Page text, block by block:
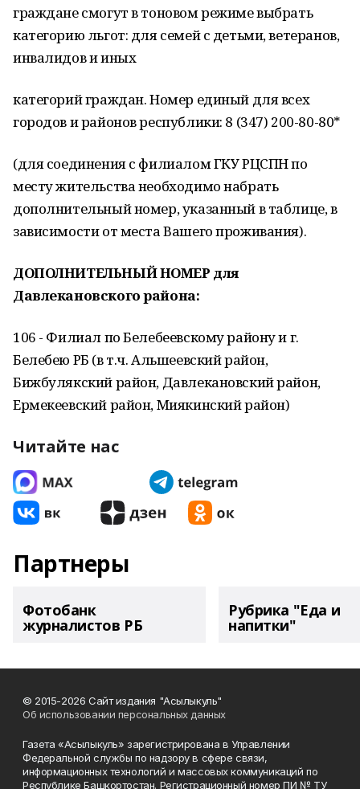
граждане смогут в тоновом режиме выбрать
категорию льгот: для семей с детьми, ветеранов,
инвалидов и иных
категорий граждан. Номер единый для всех
городов и районов республики: 8 (347) 200-80-80*
(для соединения с филиалом ГКУ РЦСПН по
месту жительства необходимо набрать
дополнительный номер, указанный в таблице, в
зависимости от места Вашего проживания).
ДОПОЛНИТЕЛЬНЫЙ НОМЕР для
Давлекановского района:
106 - Филиал по Белебеевскому району и г.
Белебею РБ (в т.ч. Альшеевский район,
Бижбулякский район, Давлекановский район,
Ермекеевский район, Миякинский район)
Читайте нас
Партнеры
Фотобанк
журналистов РБ
Рубрика "Еда и
напитки"
© 2015-2026 Сайт издания "Асылыкуль"
Об использовании персональных данных
Газета «Асылыкуль» зарегистрирована в Управлении
Федеральной службы по надзору в сфере связи,
информационных технологий и массовых коммуникаций по
Республике Башкортостан. Регистрационный номер ПИ № ТУ